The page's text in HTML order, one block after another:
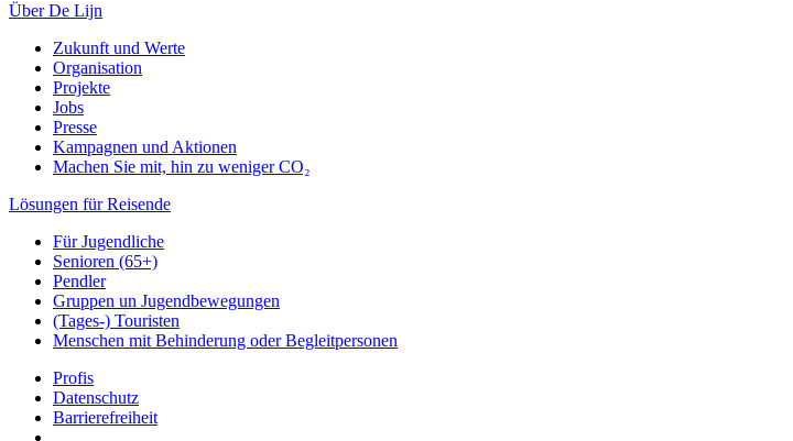
Über De Lijn
Zukunft und Werte
Organisation
Projekte
Jobs
Presse
Kampagnen und Aktionen
Machen Sie mit, hin zu weniger CO₂
Lösungen für Reisende
Für Jugendliche
Senioren (65+)
Pendler
Gruppen un Jugendbewegungen
(Tages-) Touristen
Menschen mit Behinderung oder Begleitpersonen
Profis
Datenschutz
Barrierefreiheit